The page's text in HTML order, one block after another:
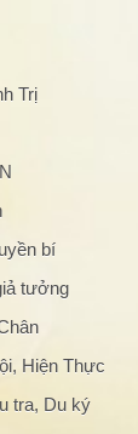
Trị
bí
tưởng
Hiện Thực
tra, Du ký